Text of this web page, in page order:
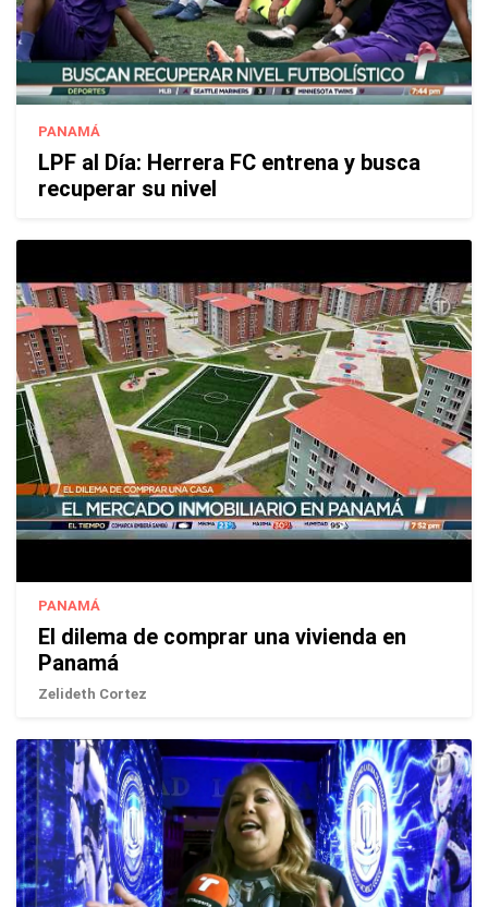
PANAMÁ
LPF al Día: Herrera FC entrena y busca
recuperar su nivel
PANAMÁ
El dilema de comprar una vivienda en
Panamá
Zelideth Cortez